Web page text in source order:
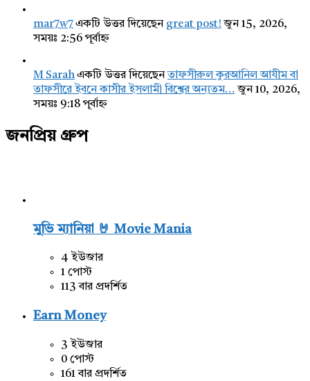
mar7w7একটি উত্তর দিয়েছেন great post! জুন 15, 2026,
সময়ঃ 2:56 পূর্বাহ্ন
M Sarahএকটি উত্তর দিয়েছেনতাফসীরুল কুরআনিল আযীম বা
তাফসীরে ইবনে কাসীর ইসলামী বিশ্বের অন্যতম… জুন 10, 2026,
সময়ঃ 9:18 পূর্বাহ্ন
জনপ্রিয় গ্রুপ
মুভি ম্যানিয়া 🤘 Movie Mania
4 ইউজার
1 পোস্ট
113 বার প্রদর্শিত
Earn Money
3 ইউজার
0 পোস্ট
161 বার প্রদর্শিত